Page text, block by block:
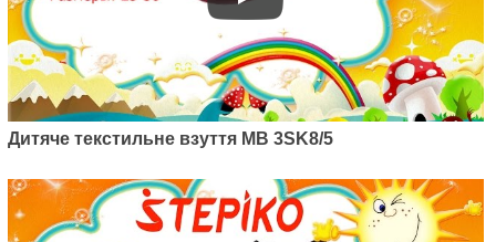
Артикул: 4SK8/11a
Дитяче текстильне взуття MB
Дитяче текстильне взуття MB 3SK8/5